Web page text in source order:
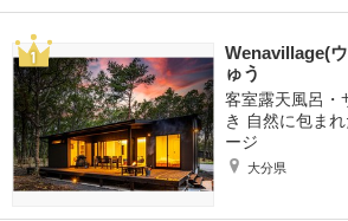
Wenavillage(
ゅう
客室露天風呂・
き 自然に包ま
ージ
大分県